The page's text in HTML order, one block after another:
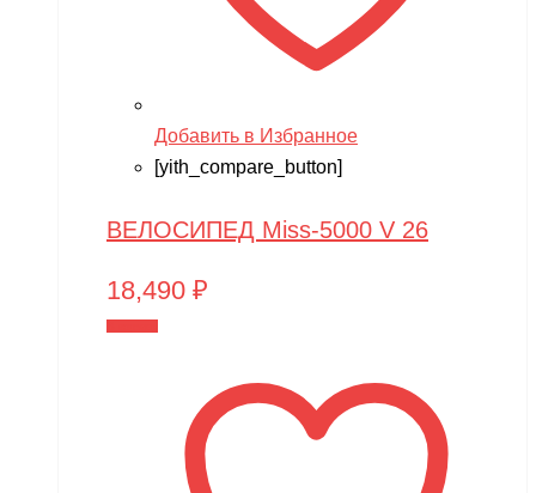
Добавить в Избранное
[yith_compare_button]
ВЕЛОСИПЕД Miss-5000 V 26
18,490 ₽